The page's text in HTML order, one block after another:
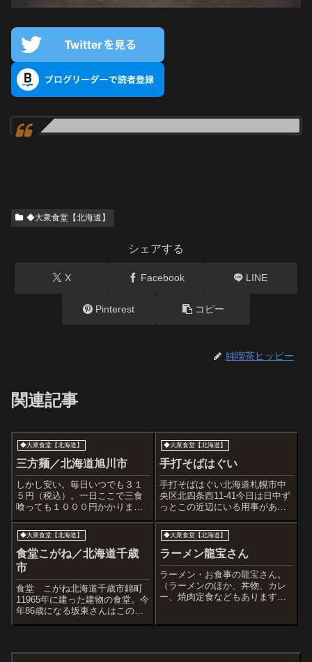
◆大衆食堂【北海道】
シェアする
X Facebook LINE
Pinterest コピー
純喫茶ヒッピー
関連記事
◆大衆食堂【北海道】
三方麺／北海道旭川市
しかし安い。毎日いつでも３１
５円（税込）。一日ここで三食
喰っても１０００円かかりませ
ん。でっかいチャーシューにメ
ンマもたくさん。スープもなみ
なみと。こんなに安くて大丈夫
なのか・・・。古い建物にあり
ますお持ち帰りも出来るしカウ
ンターで食べても...
◆大衆食堂【北海道】
手打そばはぐい
手打そばはぐい北海道札幌市中
央区北四条西11-41今日は日中ず
っとこの近辺にいる用事があっ
たので、評判の店へ。昔からあ
る手打ちそばのお店です。モノ
トーンなテントがぐっと渋さを
増していてカッコいいです。セ
ットを食べました。そばは手打
ちのやや太...
◆大衆食堂【北海道】
食堂こがね／北海道千歳
市
食堂 こがね北海道千歳市錦町
11965年に建った建物の食堂。今
年86歳になる坂東さんはこの当
時から、千歳市の街の様子をカ
す。いろんな街の様子を写し歩
◆大衆食堂【北海道】
ラーメン龍宝さん
ラーメン・お食事の龍宝さん。
（ラーメンのほか、丼物、カレ
ー、焼肉定食などもあります）
感じます